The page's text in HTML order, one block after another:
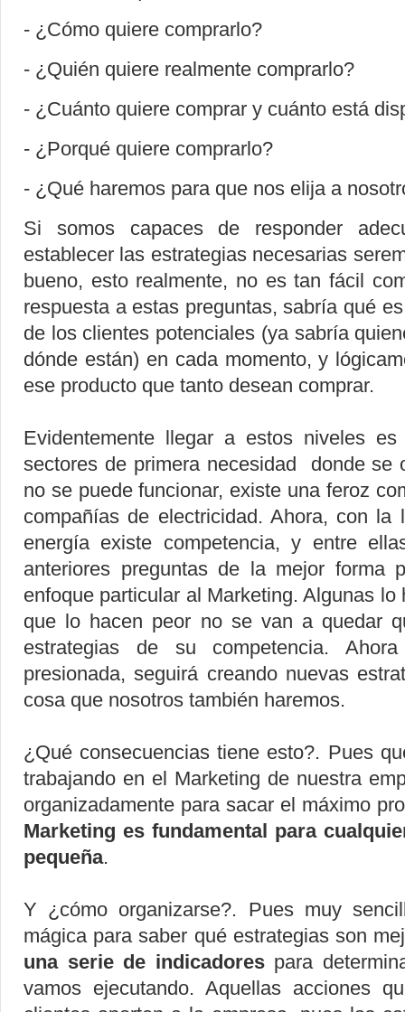
- ¿Cómo quiere comprarlo?
- ¿Quién quiere realmente comprarlo?
- ¿Cuánto quiere comprar y cuánto está
- ¿Porqué quiere comprarlo?
- ¿Qué haremos para que nos elija a
Si somos capaces de responder
establecer las estrategias necesarias
bueno, esto realmente, no es tan fácil
respuesta a estas preguntas, sabría qué
de los clientes potenciales (ya sabría
dónde están) en cada momento, y
ese producto que tanto desean comprar.
Evidentemente llegar a estos niveles
sectores de primera necesidad donde se
no se puede funcionar, existe una feroz
compañías de electricidad. Ahora, con la
energía existe competencia, y entre
anteriores preguntas de la mejor forma
enfoque particular al Marketing. Algunas
que lo hacen peor no se van a quedar
estrategias de su competencia.
presionada, seguirá creando nuevas
cosa que nosotros también haremos.
¿Qué consecuencias tiene esto?. Pues
trabajando en el Marketing de nuestra
organizadamente para sacar el máximo
Marketing es fundamental para
pequeña.
Y ¿cómo organizarse?. Pues muy
mágica para saber qué estrategias son
una serie de indicadorespara
vamos ejecutando. Aquellas acciones